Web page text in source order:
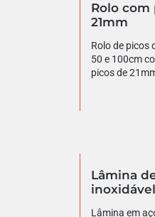
Rolo com
21mm
Rolo de picos
50 e 100cm
picos de
Lâmina
inoxidável
Lâmina em